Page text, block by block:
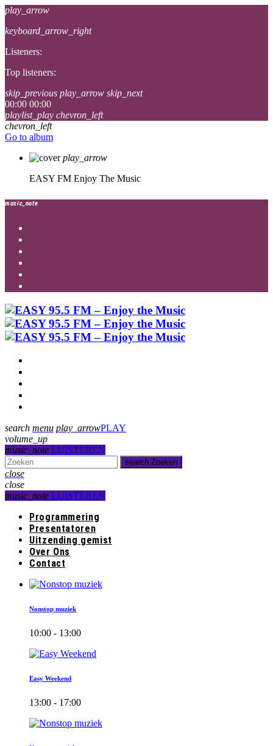
play_arrow
keyboard_arrow_right
Listeners:
Top listeners:
skip_previous play_arrow skip_next
00:00 00:00
playlist_play chevron_left
chevron_left
Go to album
play_arrow
EASY FM Enjoy The Music
music_note
search menu play_arrowPLAY
volume_up
music_note LUISTEREN
search Zoeken
close
close
music_note LUISTEREN
Programmering
Presentatoren
Uitzending gemist
Over Ons
Contact
Nonstop muziek
10:00 - 13:00
Easy Weekend
13:00 - 17:00